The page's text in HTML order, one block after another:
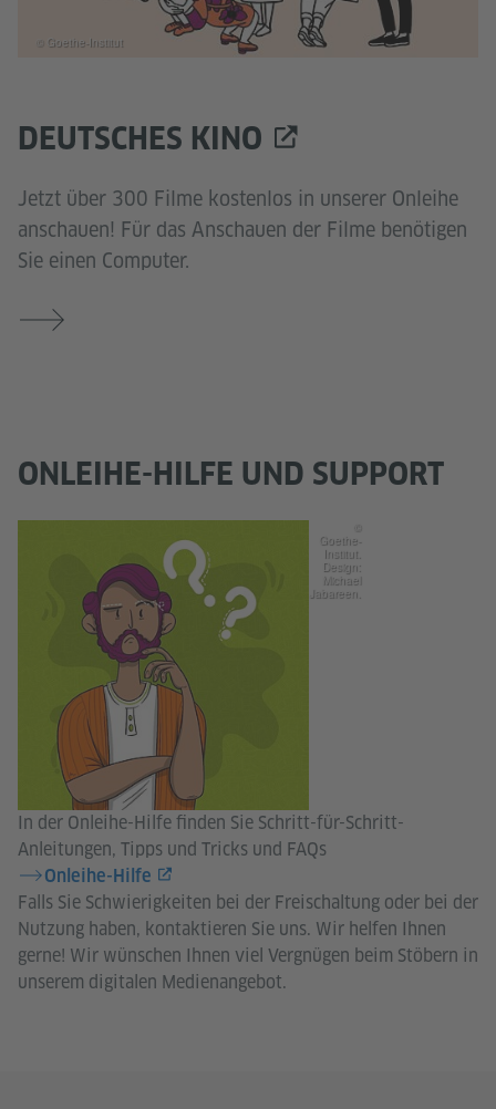
DEUTSCHES KINO
Jetzt über 300 Filme kostenlos in unserer Onleihe
anschauen! Für das Anschauen der Filme benötigen
Sie einen Computer.
© Goethe-Institut
ONLEIHE-HILFE UND SUPPORT
Goethe-
Institut.
Design:
Michael
Jabareen.
In der Onleihe-Hilfe finden Sie Schritt-für-Schritt-
Anleitungen, Tipps und Tricks und FAQs
Onleihe-Hilfe
Falls Sie Schwierigkeiten bei der Freischaltung oder bei der
Nutzung haben, kontaktieren Sie uns. Wir helfen Ihnen
gerne! Wir wünschen Ihnen viel Vergnügen beim Stöbern in
unserem digitalen Medienangebot.